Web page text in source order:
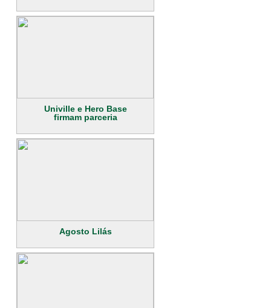
Univille e Hero Base
firmam parceria
Agosto Lilás